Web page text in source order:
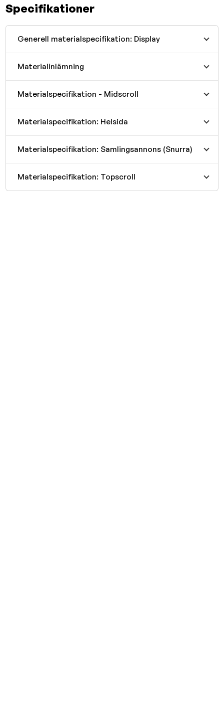
Specifikationer
Generell materialspecifikation: Display
Materialinlämning
Materialspecifikation - Midscroll
Materialspecifikation: Helsida
Materialspecifikation: Samlingsannons (Snurra)
Materialspecifikation: Topscroll